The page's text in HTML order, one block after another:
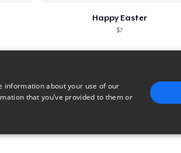
Happy Easter
$7
information about your use of our
that you’ve provided to them or